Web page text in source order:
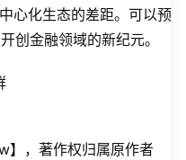
心化生态的差距。可以预
创金融领域的新纪元。
】，著作权归属原作者